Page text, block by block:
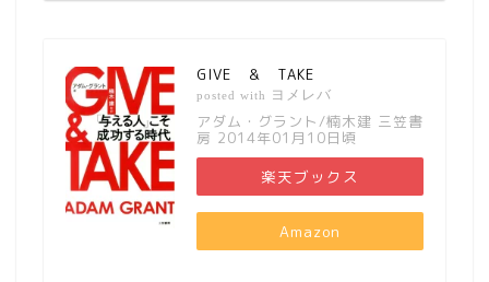
GIVE ＆ TAKE
posted with ヨメレバ
アダム・グラント/楠木建 三笠書
房 2014年01月10日頃
楽天ブックス
Amazon